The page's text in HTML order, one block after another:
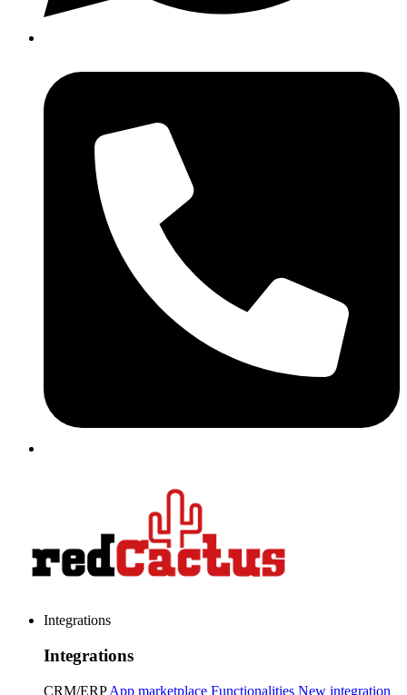
Integrations
Integrations
CRM/ERP App marketplace Functionalities New integration